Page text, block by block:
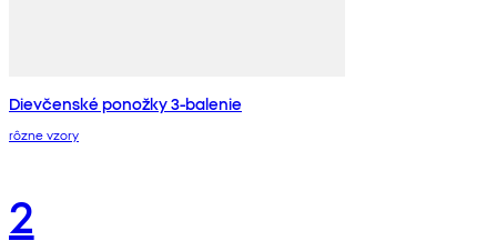
Dievčenské ponožky 3-balenie
rôzne vzory
2